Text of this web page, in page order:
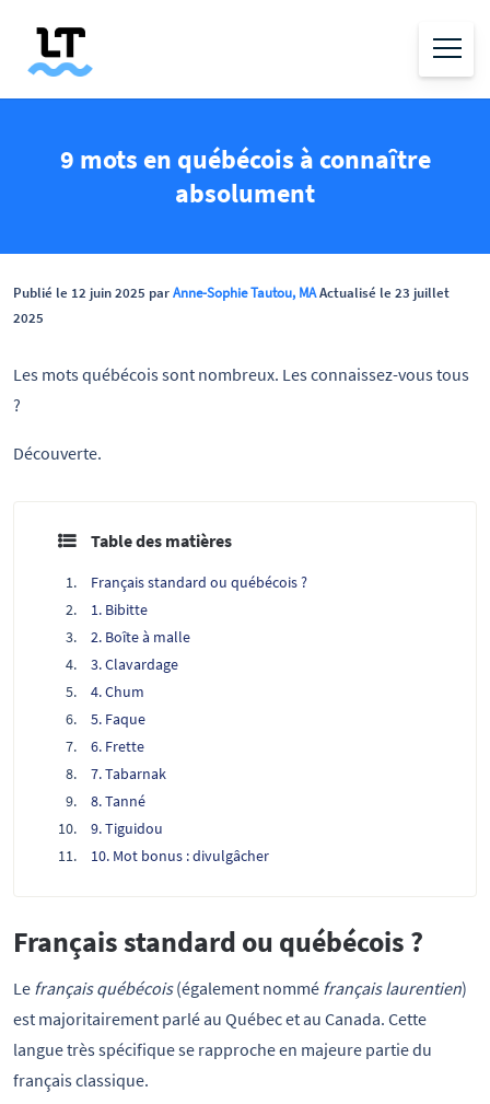
9 mots en québécois à connaître
absolument
Publié le 12 juin 2025 parAnne-Sophie Tautou, MAActualisé le 23 juillet
2025
Les mots québécois sont nombreux. Les connaissez-vous tous
?
Découverte.
Table des matières
Français standard ou québécois ?
1. Bibitte
2. Boîte à malle
3. Clavardage
4. Chum
5. Faque
6. Frette
7. Tabarnak
8. Tanné
9. Tiguidou
10. Mot bonus : divulgâcher
Français standard ou québécois ?
Le français québécois(également nommé français laurentien)
est majoritairement parlé au Québec et au Canada. Cette
langue très spécifique se rapproche en majeure partie du
français classique.